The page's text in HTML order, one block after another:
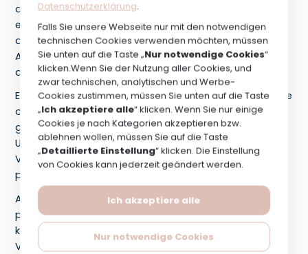
auf der Grundlage des Abschlusses und der Erfüllung
eines Vertrages verarbeiten, können aufgrund der Art
der Verarbeitung bestimmte Möglichkeiten zur
Ausübung Ihrer oben aufgeführten Rechte
ausgeschlossen sein.
Es wurden gemäß den gesetzlichen Vorschriften solche
organisatorischen und technischen Maßnahmen
getroffen, um ein der Art, dem Umfang, den
Umständen, dem Zweck und den Risiken ihrer
Verarbeitung angemessenes Schutzniveau für die
personenbezogenen Daten zu gewährleisten.
Alle Personen, die im Rahmen der Verarbeitung
personenbezogener Daten mit diesen in Berührung
kommen, sind zur gesetzlichen oder vertraglichen
Verschwiegenheit verpflichtet.
Datenschutzerklärung.
Falls Sie unsere Webseite nur mit den notwendigen
technischen Cookies verwenden möchten, müssen
Sie unten auf die Taste „Nur notwendige Cookies“
klicken.Wenn Sie der Nutzung aller Cookies, und
zwar technischen, analytischen und Werbe-
Cookies zustimmen, müssen Sie unten auf die Taste
„Ich akzeptiere alle“ klicken. Wenn Sie nur einige
Cookies je nach Kategorien akzeptieren bzw.
ablehnen wollen, müssen Sie auf die Taste
„Detaillierte Einstellung“ klicken. Die Einstellung
von Cookies kann jederzeit geändert werden.
Ich akzeptiere alle
Nur notwendige Cookies